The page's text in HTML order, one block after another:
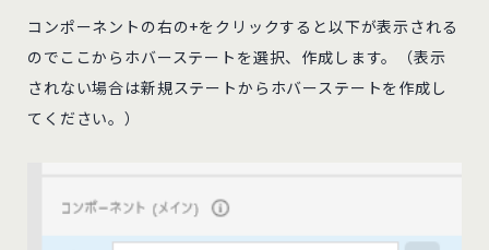
コンポーネントの右の+をクリックすると以下が表示される
のでここからホバーステートを選択、作成します。（表示
されない場合は新規ステートからホバーステートを作成し
てください。）